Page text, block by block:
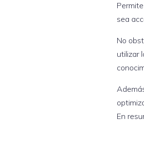
sea
No
utilizar
En